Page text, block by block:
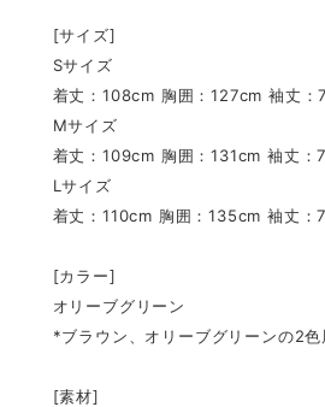
[サイズ]
Sサイズ
着丈：108cm 胸囲：127cm 袖丈
Mサイズ
着丈：109cm 胸囲：131cm 袖丈
Lサイズ
着丈：110cm 胸囲：135cm 袖丈
[カラー]
オリーブグリーン
*ブラウン、オリーブグリーンの2色
[素材]